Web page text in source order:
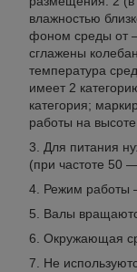
влажностью
фоном среды от
сглажены
температура
имеет 2
категория;
работы на
Для питания
(при частоте 50
Режим работы
Валы
Окружающая
Не